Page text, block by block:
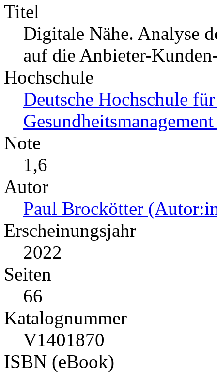
Titel
Digitale Nähe. Analyse
auf die Anbieter-
Hochschule
Deutsche Hochschule
Note
1,6
Autor
Paul Brockötter
Erscheinungsjahr
2022
Seiten
66
Katalognummer
V1401870
ISBN (eBook)